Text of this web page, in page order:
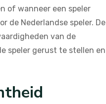
of wanneer een speler
de Nederlandse speler. De
van de
speler gerust te stellen en